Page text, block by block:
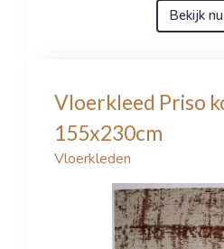
Bekijk nu
Vloerkleed Priso
155x230cm
Vloerkleden